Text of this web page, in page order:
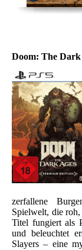
Doom: The Dark
zerfallene
Spielwelt, die
Titel fungiert als
und beleuchtet
Slayers – eine